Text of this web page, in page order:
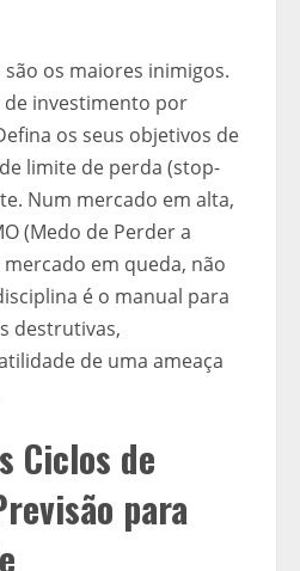
são os maiores inimigos.
de investimento por
os seus objetivos de
limite de perda (stop-
Num mercado em alta,
(Medo de Perder a
em queda, não
é o manual para
destrutivas,
de uma ameaça
Ciclos de
para